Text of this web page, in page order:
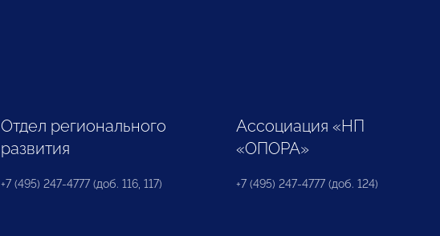
Отдел регионального
развития
+7 (495) 247-4777 (доб. 116, 117)
Ассоциация «НП
«ОПОРА»
+7 (495) 247-4777 (доб. 124)